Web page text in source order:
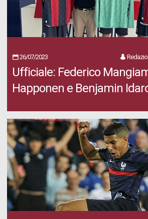
26/07/2023
Ufficiale: Federico
Happonen e Benjamin